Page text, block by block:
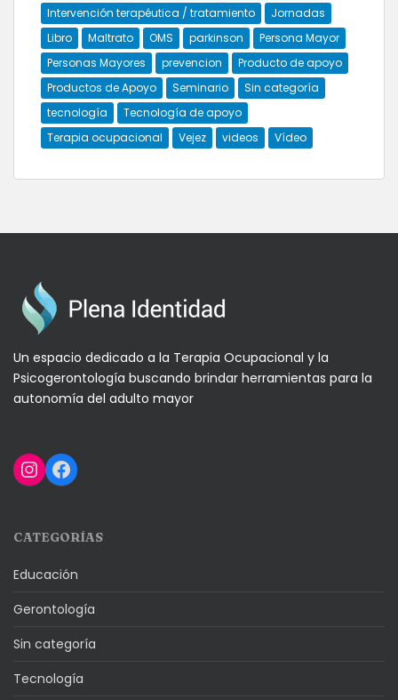
Intervención terapéutica / tratamiento
Jornadas
Libro
Maltrato OMS parkinson
Persona Mayor
Personas Mayores
prevencion
Producto de apoyo
Productos de Apoyo
Seminario
Sin categoría
tecnología
Tecnología de apoyo
Terapia ocupacional
Vejez videos Vídeo
Un espacio dedicado a la Terapia Ocupacional y la
Psicogerontología buscando brindar herramientas para la
autonomía del adulto mayor
Instagram
Facebook
CATEGORÍAS
Educación
Gerontología
Sin categoría
Tecnología